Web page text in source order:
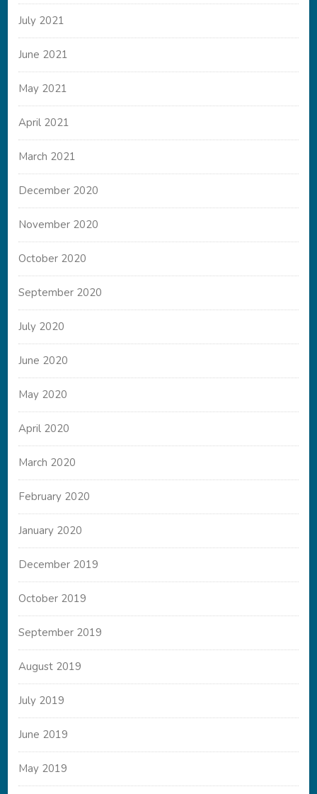
July 2021
June 2021
May 2021
April 2021
March 2021
December 2020
November 2020
October 2020
September 2020
July 2020
June 2020
May 2020
April 2020
March 2020
February 2020
January 2020
December 2019
October 2019
September 2019
August 2019
July 2019
June 2019
May 2019